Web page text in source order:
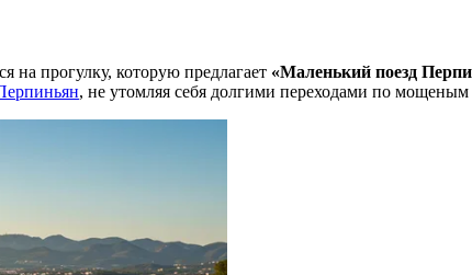
на прогулку, которую предлагает «Маленький поезд
, не утомляя себя долгими переходами по